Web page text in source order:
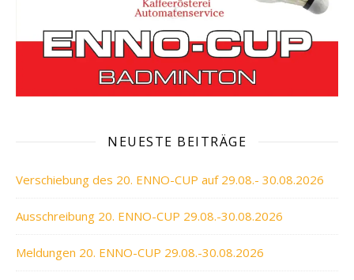
NEUESTE BEITRÄGE
Verschiebung des 20. ENNO-CUP auf 29.08.- 30.08.2026
Ausschreibung 20. ENNO-CUP 29.08.-30.08.2026
Meldungen 20. ENNO-CUP 29.08.-30.08.2026